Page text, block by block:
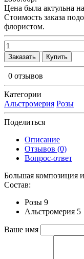
Цена была актульна
Cтоимость заказа
флористом.
Заказать Купить
0 отзывов
Категории
Альстромерия Розы
Поделиться
Описание
Отзывов (0)
Вопрос-ответ
Большая композиция
Состав:
Розы 9
Альстромерия 5
Ваше имя